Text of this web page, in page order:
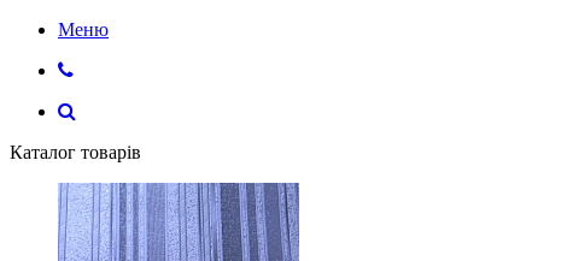
Меню
Каталог товарів